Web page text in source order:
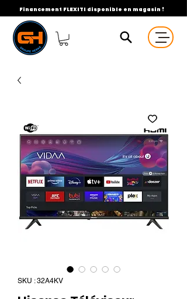
Financement FLEXITI disponible en magasin !
SKU : 32A4KV